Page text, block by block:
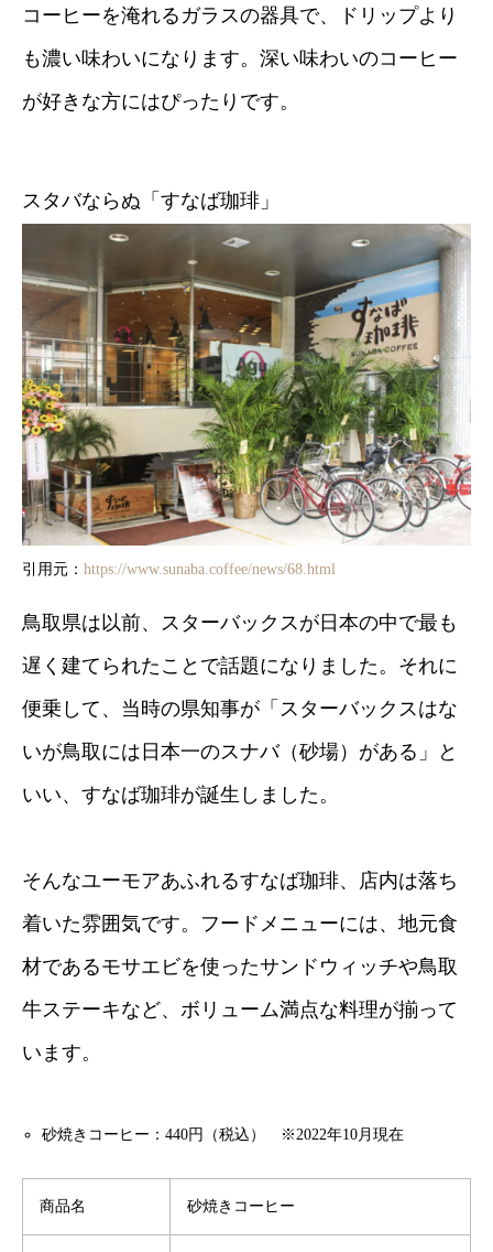
コーヒーを淹れるガラスの器具で、ドリップより
も濃い味わいになります。深い味わいのコーヒー
が好きな方にはぴったりです。
スタバならぬ「すなば珈琲」
引用元： https://www.sunaba.coffee/news/68.html
鳥取県は以前、スターバックスが日本の中で最も
遅く建てられたことで話題になりました。それに
便乗して、当時の県知事が「スターバックスはな
いが鳥取には日本一のスナバ（砂場）がある」と
いい、すなば珈琲が誕生しました。
そんなユーモアあふれるすなば珈琲、店内は落ち
着いた雰囲気です。フードメニューには、地元食
材であるモサエビを使ったサンドウィッチや鳥取
牛ステーキなど、ボリューム満点な料理が揃って
います。
砂焼きコーヒー：440円（税込） ※2022年10月現在
商品名 砂焼きコーヒー